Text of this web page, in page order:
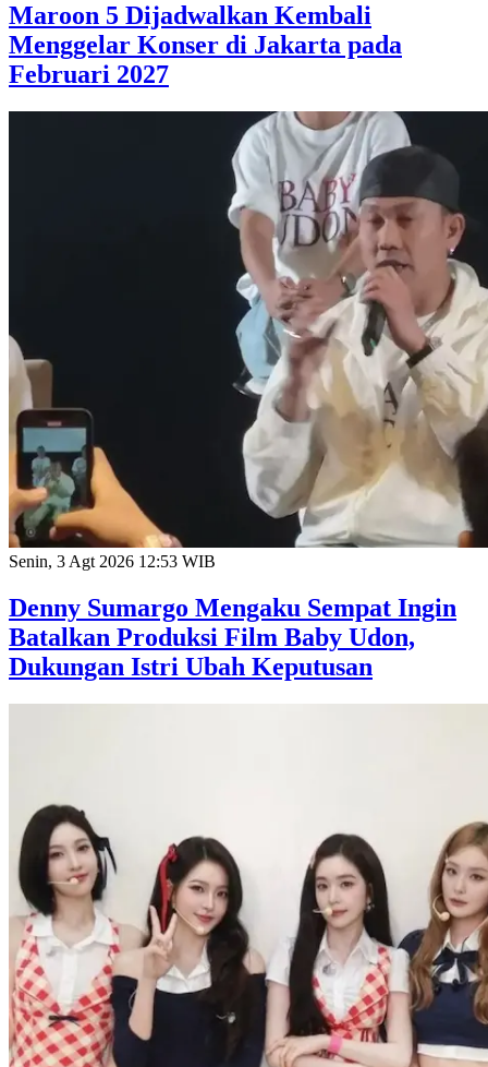
Maroon 5 Dijadwalkan Kembali
Menggelar Konser di Jakarta pada
Februari 2027
Senin, 3 Agt 2026 12:53 WIB
Denny Sumargo Mengaku Sempat Ingin
Batalkan Produksi Film Baby Udon,
Dukungan Istri Ubah Keputusan